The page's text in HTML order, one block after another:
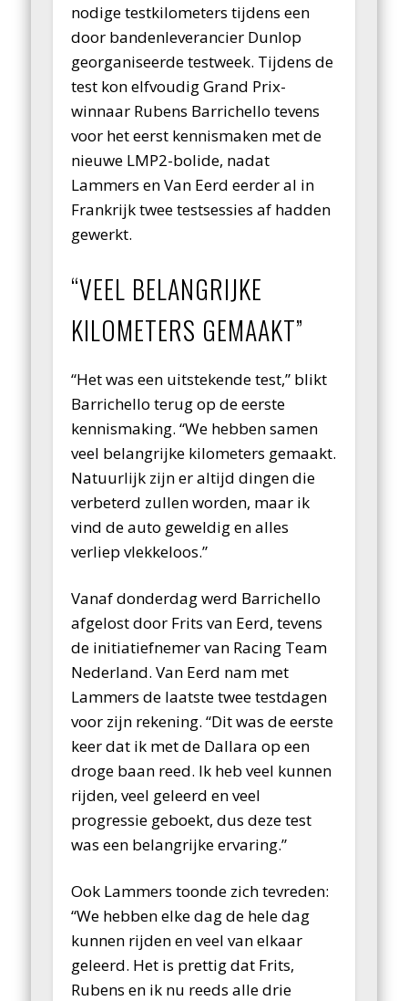
nodige testkilometers tijdens een
door bandenleverancier Dunlop
georganiseerde testweek. Tijdens de
test kon elfvoudig Grand Prix-
winnaar Rubens Barrichello tevens
voor het eerst kennismaken met de
nieuwe LMP2-bolide, nadat
Lammers en Van Eerd eerder al in
Frankrijk twee testsessies af hadden
gewerkt.
“VEEL BELANGRIJKE
KILOMETERS GEMAAKT”
“Het was een uitstekende test,” blikt
Barrichello terug op de eerste
kennismaking. “We hebben samen
veel belangrijke kilometers gemaakt.
Natuurlijk zijn er altijd dingen die
verbeterd zullen worden, maar ik
vind de auto geweldig en alles
verliep vlekkeloos.”
Vanaf donderdag werd Barrichello
afgelost door Frits van Eerd, tevens
de initiatiefnemer van Racing Team
Nederland. Van Eerd nam met
Lammers de laatste twee testdagen
voor zijn rekening. “Dit was de eerste
keer dat ik met de Dallara op een
droge baan reed. Ik heb veel kunnen
rijden, veel geleerd en veel
progressie geboekt, dus deze test
was een belangrijke ervaring.”
Ook Lammers toonde zich tevreden:
“We hebben elke dag de hele dag
kunnen rijden en veel van elkaar
geleerd. Het is prettig dat Frits,
Rubens en ik nu reeds alle drie